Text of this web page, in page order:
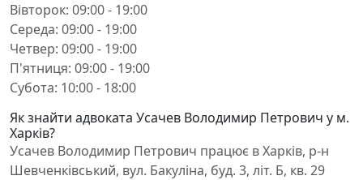
Вівторок: 09:00 - 19:00
Середа: 09:00 - 19:00
Четвер: 09:00 - 19:00
П'ятниця: 09:00 - 19:00
Субота: 10:00 - 18:00
Як знайти адвоката Усачев Володимир Петрович у м.
Харків?
Усачев Володимир Петрович працює в Харків, р-н
Шевченківський, вул. Бакуліна, буд. 3, літ. Б, кв. 29